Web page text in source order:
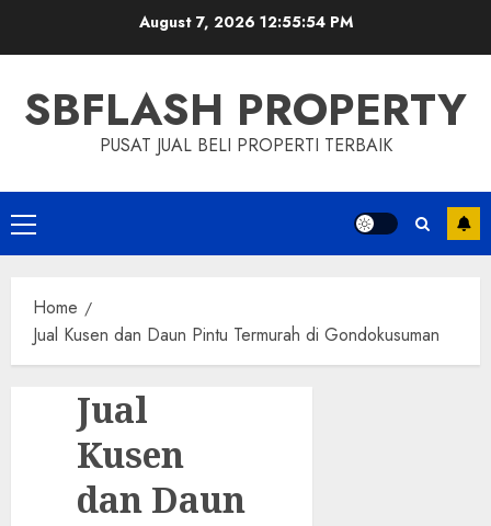
August 7, 2026 12:55:55 PM
SBFLASH PROPERTY
PUSAT JUAL BELI PROPERTI TERBAIK
Primary
Menu
Home
Jual Kusen dan Daun Pintu Termurah di Gondokusuman
Jual
Kusen
dan Daun